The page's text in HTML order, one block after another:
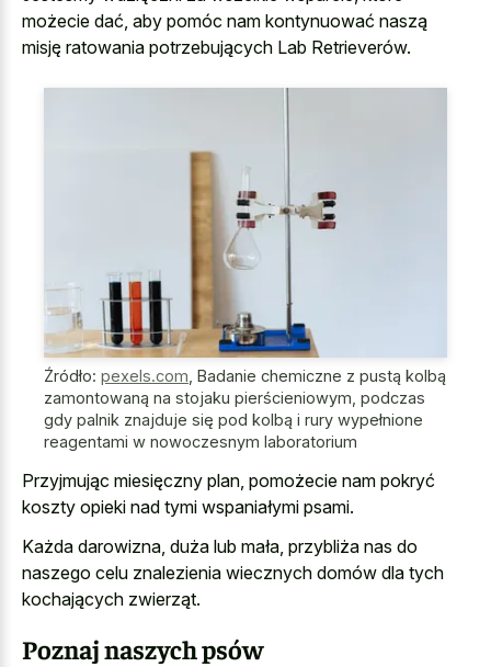
możecie dać, aby pomóc nam kontynuować naszą
misję ratowania potrzebujących Lab Retrieverów.
Źródło: pexels.com Badanie chemiczne z pustą kolbą
zamontowaną na stojaku pierścieniowym, podczas
gdy palnik znajduje się pod kolbą i rury wypełnione
reagentami w nowoczesnym laboratorium
Przyjmując miesięczny plan, pomożecie nam pokryć
koszty opieki nad tymi wspaniałymi psami.
Każda darowizna, duża lub mała, przybliża nas do
naszego celu znalezienia wiecznych domów dla tych
kochających zwierząt.
Poznaj naszych psów